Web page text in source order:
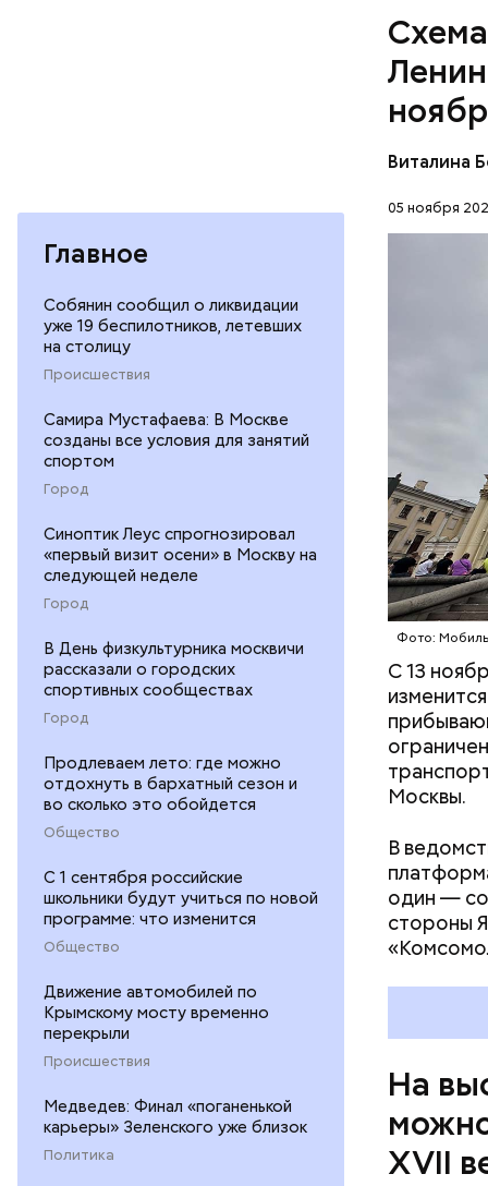
Главное
Собянин сообщил о ликвидации
уже 19 беспилотников, летевших
на столицу
Происшествия
Самира Мустафаева: В Москве
созданы все условия для занятий
спортом
Город
Синоптик Леус спрогнозировал
«первый визит осени» в Москву на
следующей неделе
Город
В День физкультурника москвичи
рассказали о городских
спортивных сообществах
Город
Продлеваем лето: где можно
отдохнуть в бархатный сезон и
во сколько это обойдется
Общество
С 1 сентября российские
школьники будут учиться по новой
программе: что изменится
Общество
Движение автомобилей по
Крымскому мосту временно
перекрыли
Происшествия
Медведев: Финал «поганенькой
карьеры» Зеленского уже близок
Политика
Виталина
05 ноября
Фото:
С 13
Москвы.
В
один —
стороны
маршрут
Просим
Схема
Telegram /
Ранее в
которые
Теперь
На
XVII
—
нравы
или
В